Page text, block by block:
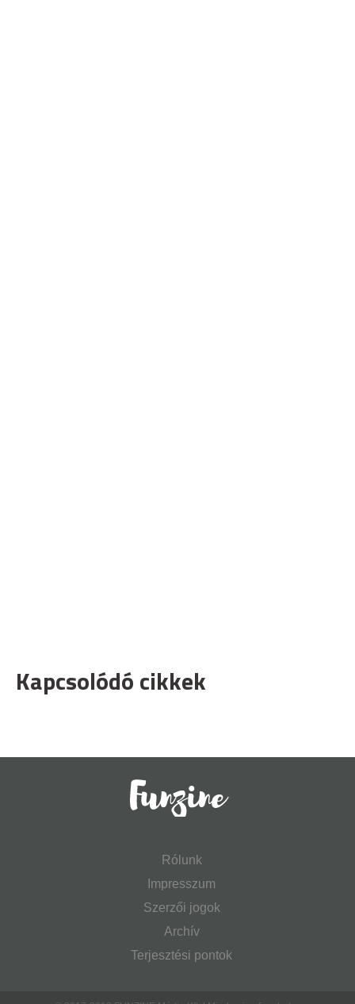
Kapcsolódó cikkek
Rólunk
Impresszum
Szerzői jogok
Archív
Terjesztési pontok